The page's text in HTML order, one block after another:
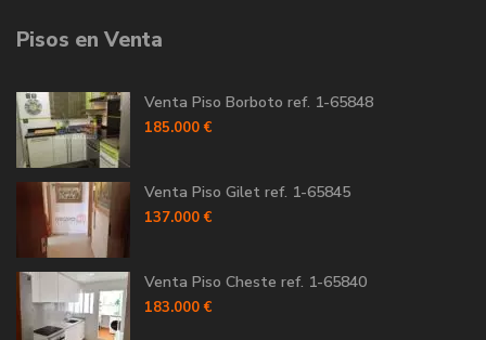
Pisos en Venta
Venta Piso Borboto ref. 1-65848
185.000 €
Venta Piso Gilet ref. 1-65845
137.000 €
Venta Piso Cheste ref. 1-65840
183.000 €